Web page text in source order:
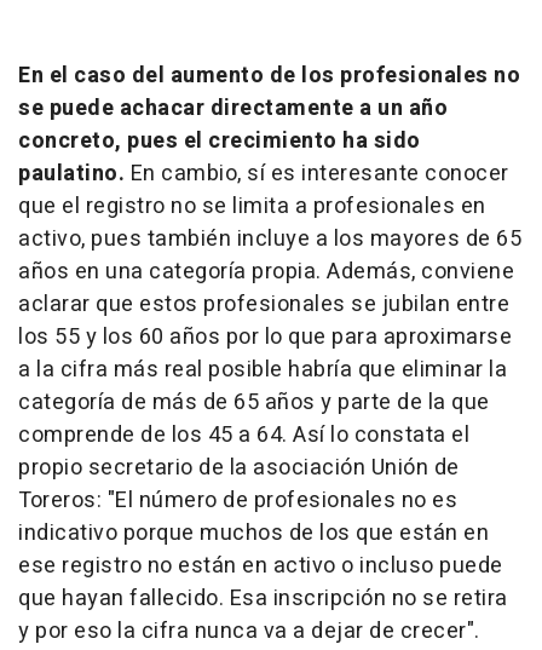
En el caso del aumento de los profesionales no
se puede achacar directamente a un año
concreto, pues el crecimiento ha sido
paulatino. En cambio, sí es interesante conocer
que el registro no se limita a profesionales en
activo, pues también incluye a los mayores de 65
años en una categoría propia. Además, conviene
aclarar que estos profesionales se jubilan entre
los 55 y los 60 años por lo que para aproximarse
a la cifra más real posible habría que eliminar la
categoría de más de 65 años y parte de la que
comprende de los 45 a 64. Así lo constata el
propio secretario de la asociación Unión de
Toreros: "El número de profesionales no es
indicativo porque muchos de los que están en
ese registro no están en activo o incluso puede
que hayan fallecido. Esa inscripción no se retira
y por eso la cifra nunca va a dejar de crecer".